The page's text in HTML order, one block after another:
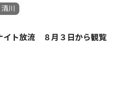
川
イト放流 ８月３日から観覧